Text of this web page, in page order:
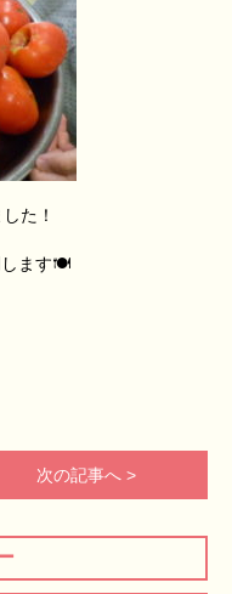
た！
します🍽
次の記事へ >